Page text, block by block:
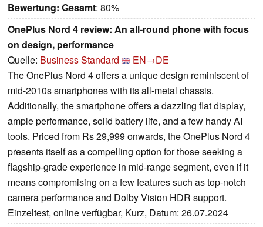
Bewertung: Gesamt: 80%
OnePlus Nord 4 review: An all-round phone with focus
on design, performance
Quelle: Business Standard
EN→DE
The OnePlus Nord 4 offers a unique design reminiscent of
mid-2010s smartphones with its all-metal chassis.
Additionally, the smartphone offers a dazzling flat display,
ample performance, solid battery life, and a few handy AI
tools. Priced from Rs 29,999 onwards, the OnePlus Nord 4
presents itself as a compelling option for those seeking a
flagship-grade experience in mid-range segment, even if it
means compromising on a few features such as top-notch
camera performance and Dolby Vision HDR support.
Einzeltest, online verfügbar, Kurz, Datum: 26.07.2024